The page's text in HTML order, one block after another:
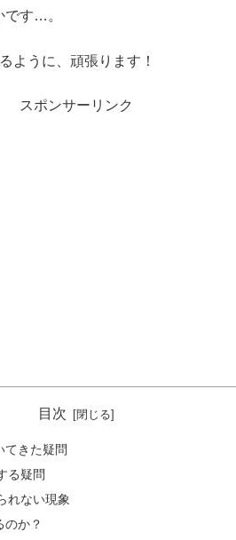
です…。
ように、頑張ります！
スポンサーリンク
目次
てきた疑問
る疑問
れない現象
のか？